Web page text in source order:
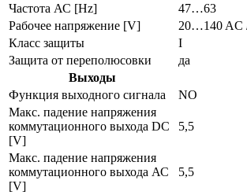
Частота АС [Hz]
47…63
Рабочее напряжение [V]
20…140 AC
Класс защиты
I
Защита от переполюсовки
да
Выходы
Функция выходного сигнала
NO
Макс. падение напряжения
коммутационного выхода DC
[V]
5,5
Макс. падение напряжения
коммутационного выхода АС
[V]
5,5